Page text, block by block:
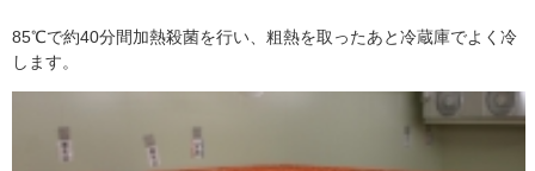
85℃で約40分間加熱殺菌を行い、粗熱を取ったあと冷蔵庫でよく冷
します。